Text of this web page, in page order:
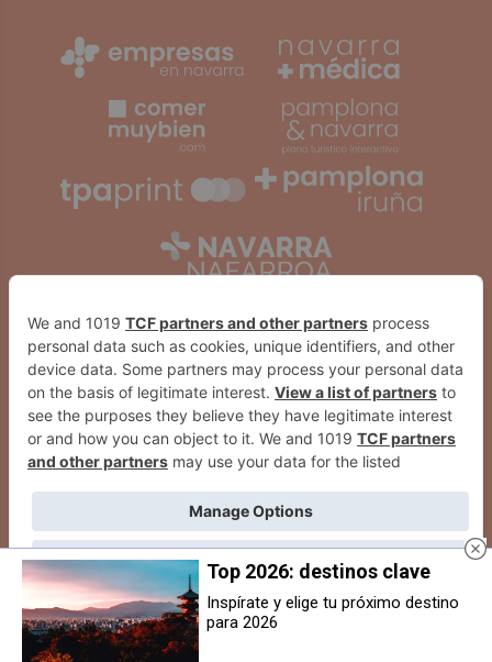
2026© Grupo Comunikaze
Desarrollado por:OA Cloud
Huarte estrena un aparcabicis
cubierto
Detenido dos veces el mismo fin
Top 2026: destinos clave
Inspírate y elige tu próximo destino
para 2026